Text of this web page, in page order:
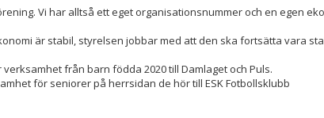
Vi har alltså ett eget organisationsnummer och en egen
är stabil, styrelsen jobbar med att den ska fortsätta vara
verksamhet från barn födda 2020 till Damlaget och Puls.
för seniorer på herrsidan de hör till ESK Fotbollsklubb